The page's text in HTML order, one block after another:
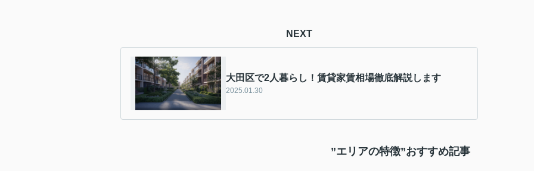
NEXT
大田区で2人暮らし！賃貸家賃相場徹底解説します
2025.01.30
”エリアの特徴”おすすめ記事